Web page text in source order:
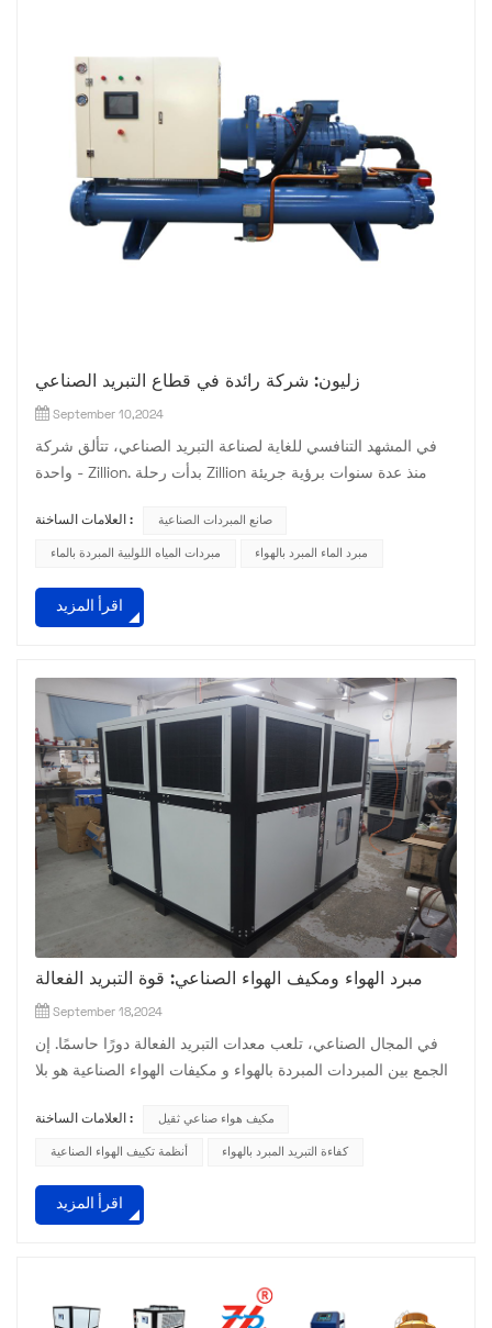
زليون: شركة رائدة في قطاع التبريد الصناعي
September 10,2024
في المشهد التنافسي للغاية لصناعة التبريد الصناعي، تتألق شركة
واحدة - Zillion. بدأت رحلة Zillion منذ عدة سنوات برؤية جريئة
تجميع فريق من المهنيين ذوي المهارات العالية الذين يتمتعون
بمعرفة متعمقة بتكنولوجيا التبريد والأتمتة الكهروميكانيكية. على مر
العلامات الساخنة : صانع المبردات الصناعية
مبردات المياه اللولبية المبردة بالماء مبرد الماء المبرد بالهواء
اقرأ المزيد
مبرد الهواء ومكيف الهواء الصناعي: قوة التبريد الفعالة
September 18,2024
في المجال الصناعي، تلعب معدات التبريد الفعالة دورًا حاسمًا. إن
الجمع بين المبردات المبردة بالهواء و مكيفات الهواء الصناعية هو بلا
أجهزة التبريد المختلفة بطريقة تبديد الحرارة الفريدة من نوعها عن
طريق تبريد الهواء. لا يتطلب نظامًا معقدًا لمياه التبريد، كما أنه سهل
العلامات الساخنة : مكيف هواء صناعي ثقيل
أنظمة تكييف الهواء الصناعية كفاءة التبريد المبرد بالهواء
اقرأ المزيد